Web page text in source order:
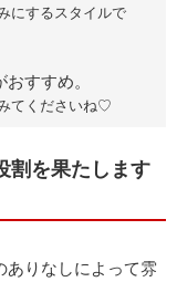
にするスタイルで
すすめ。
てくださいね♡
割を果たします
りなしによって雰